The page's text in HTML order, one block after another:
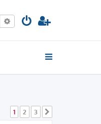
ПошукРозширений пошук
1 2 3